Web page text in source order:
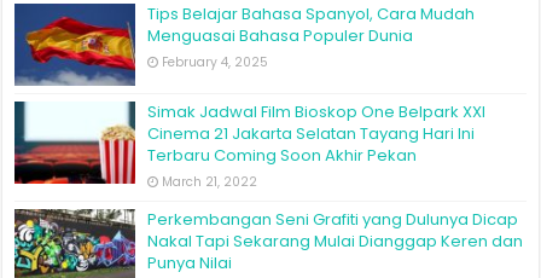
Tips Belajar Bahasa Spanyol, Cara Mudah
Menguasai Bahasa Populer Dunia
February 4, 2025
Simak Jadwal Film Bioskop One Belpark XXI
Cinema 21 Jakarta Selatan Tayang Hari Ini
Terbaru Coming Soon Akhir Pekan
March 21, 2022
Perkembangan Seni Grafiti yang Dulunya Dicap
Nakal Tapi Sekarang Mulai Dianggap Keren dan
Punya Nilai